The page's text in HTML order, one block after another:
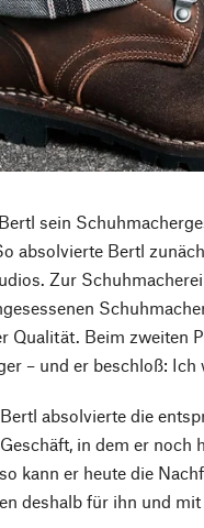
sein
absolvierte Bertl
Zur
Qualität. Beim
– und er beschloß: Ich
absolvierte die
in dem er
kann er heute die
deshalb für ihn und